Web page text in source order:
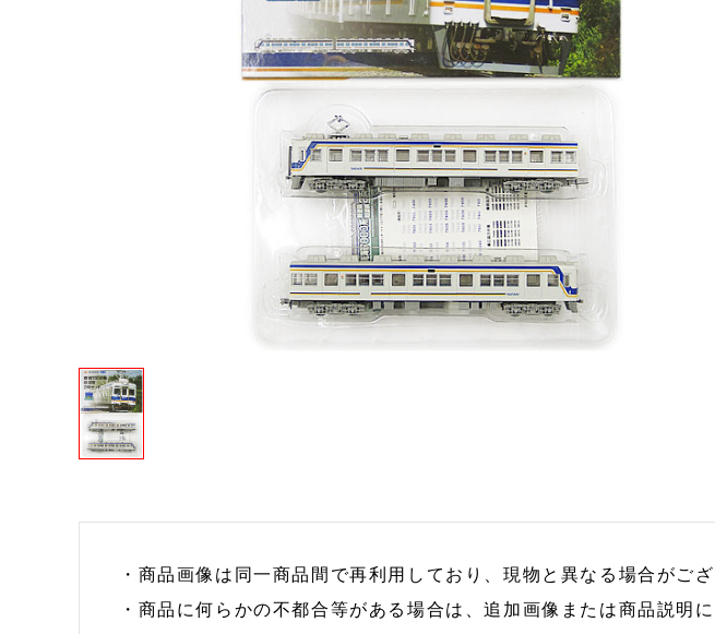
・商品画像は同一商品間で再利用しており、現物と異なる場合がござ
・商品に何らかの不都合等がある場合は、追加画像または商品説明